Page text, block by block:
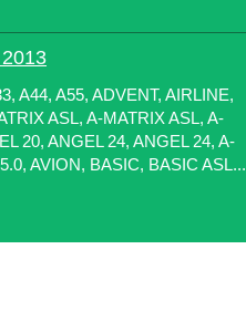
A44, A55, ADVENT, AIRLINE,
ASL, A-MATRIX ASL, A-
20, ANGEL 24, ANGEL 24, A-
AVION, BASIC, BASIC ASL...